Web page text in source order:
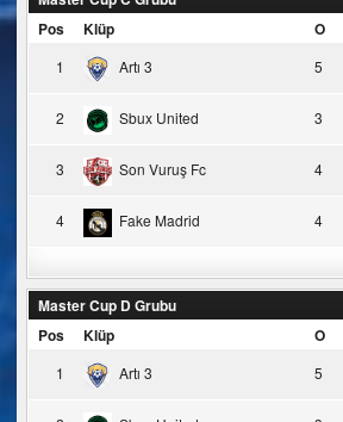
Pos
Klüp O
1 Artı 3 5
2 Sbux United 3
3 Son Vuruş Fc 4
4 Fake Madrid 4
Master Cup D Grubu
Pos
Klüp O
1 Artı 3 5